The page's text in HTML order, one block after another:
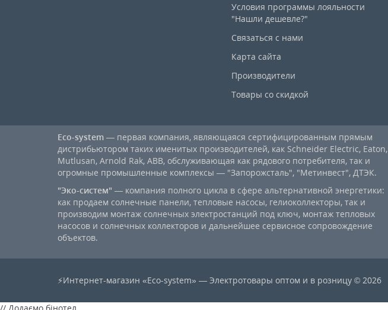
Условия программы лояльности
"Нашли дешевле?"
Связаться с нами
Карта сайта
Производители
Товары со скидкой
Eco-system — первая компания, являющаяся сертифицированным прямым
дистрибьютором таких именитых производителей, как Schneider Electric, Eaton,
Mutlusan, Arnold Rak, ABB, обслуживающая как рядового потребителя, так и
огромные промышленные комплексы — "Запорожсталь", "Метинвест", ДТЭК.
"Эко-систем" — компания полного цикла в сфере альтернативной энергетики:
как продаем солнечные панели, тепловые насосы, гелиоколлекторы, так и
производим монтаж солнечных электростанций под ключ, монтаж тепловых
насосов и солнечных коллекторов и дальнейшее сервисное сопровождение
объектов.
⚡Интернет-магазин «Eco-system» — Электротовары оптом и в розницу © 2026
// Додаємо бінотел